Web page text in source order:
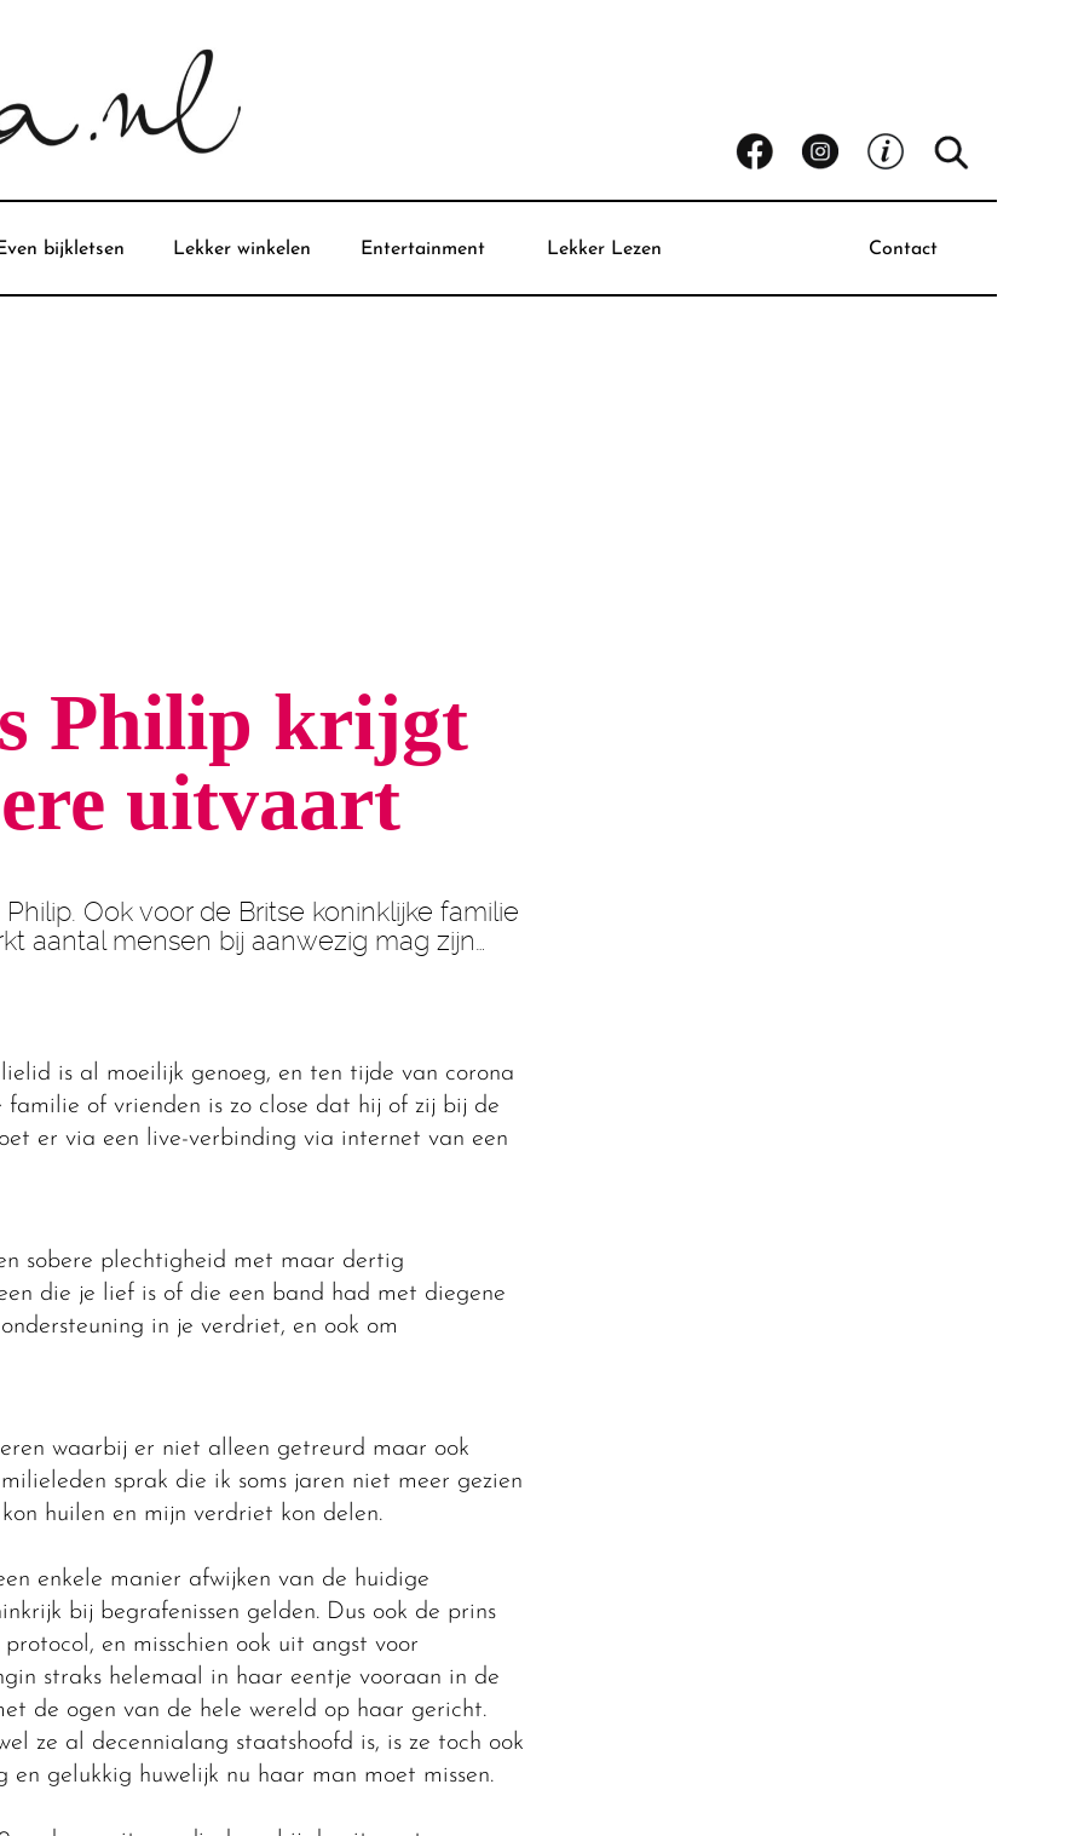
bijkletsen Lekker winkelen Entertainment Lekker Lezen Contact
Philip krijgt
uitvaart
Ook voor de Britse koninklijke familie
aantal mensen bij aanwezig mag zijn…
is al moeilijk genoeg, en ten tijde van corona
of vrienden is zo close dat hij of zij bij de
er via een live-verbinding via internet van een
sobere plechtigheid met maar dertig
die je lief is of die een band had met diegene
in je verdriet, en ook om
waarbij er niet alleen getreurd maar ook
sprak die ik soms jaren niet meer gezien
huilen en mijn verdriet kon delen.
enkele manier afwijken van de huidige
bij begrafenissen gelden. Dus ook de prins
en misschien ook uit angst voor
straks helemaal in haar eentje vooraan in de
de ogen van de hele wereld op haar gericht.
ze al decennialang staatshoofd is, is ze toch ook
gelukkig huwelijk nu haar man moet missen.